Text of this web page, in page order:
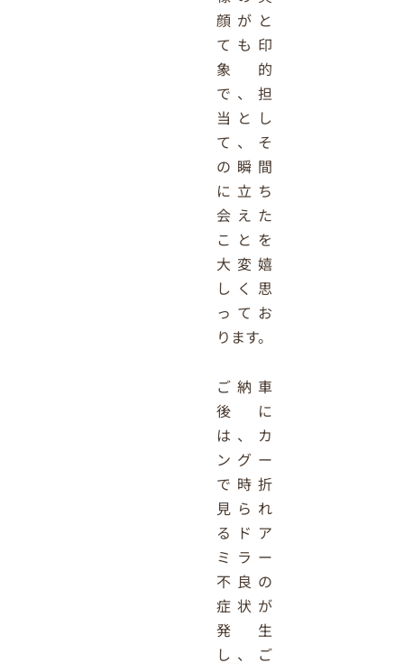
顔がと
ても印
象的
で、担
当とし
て、そ
の瞬間
に立ち
会えた
ことを
大変嬉
しく思
ってお
ります。
ご納車
後に
は、カ
ングー
で時折
見られ
るドア
ミラー
不良の
症状が
発生
し、ご